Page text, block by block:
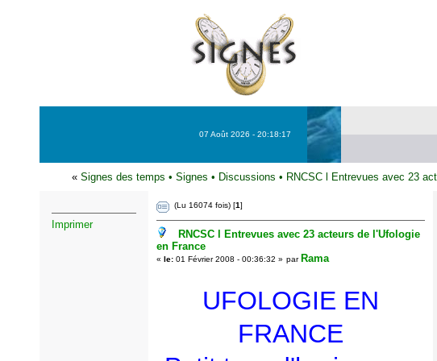
07 Août 2026 - 20:18:17
« Signes des temps • Signes • Discussions • RNCSC l Entrevues avec 23
Imprimer
(Lu 16074 fois) [1]
RNCSC l Entrevues avec 23 acteurs de l'Ufologie
en France
« le: 01 Février 2008 - 00:36:32 » par Rama
UFOLOGIE EN
FRANCE